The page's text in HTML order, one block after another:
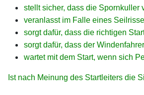
stellt sicher, dass die Spornkuller
veranlasst im Falle eines
sorgt dafür, dass die richtigen
sorgt dafür, dass der
wartet mit dem Start, wenn sich
Ist nach Meinung des Startleiters die